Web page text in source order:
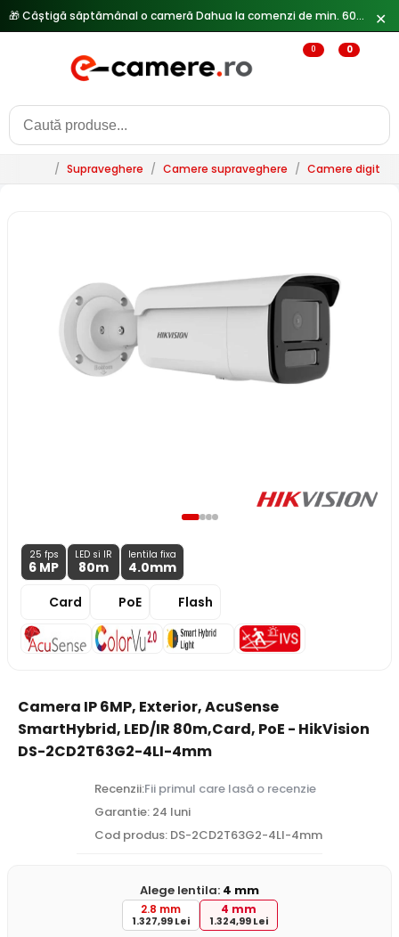
✕
0 0
/ Supraveghere / Camere supraveghere / Camere digitale
25 fps
6 MP
LED si IR
80m
lentila fixa
4.0mm
Card
PoE Flash
Camera IP 6MP, Exterior, AcuSense
SmartHybrid, LED/IR 80m,Card, PoE - HikVision
DS-2CD2T63G2-4LI-4mm
Recenzii:Fii primul care lasă o recenzie
Garantie: 24 luni
Cod produs: DS-2CD2T63G2-4LI-4mm
Alege lentila: 4 mm
2.8 mm
1.327,99 Lei
4 mm
1.324,99 Lei